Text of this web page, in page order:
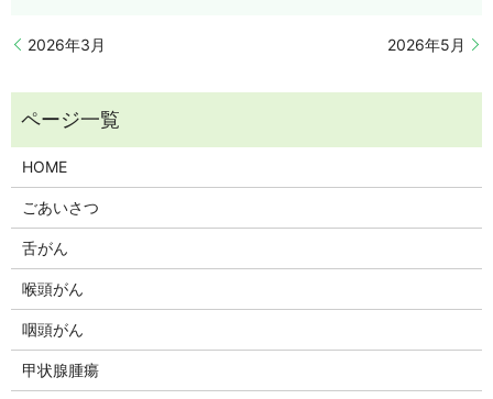
2026年3月 2026年5月
HOME
ごあいさつ
舌がん
喉頭がん
咽頭がん
甲状腺腫瘍